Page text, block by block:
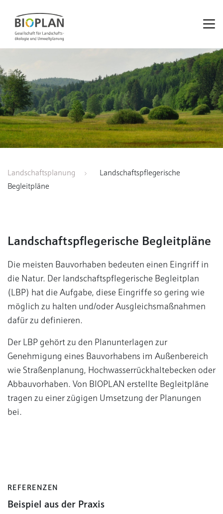
Landschaftsplanung
Landschaftspflegerische
Begleitpläne
Landschaftspflegerische Begleitpläne
Die meisten Bauvorhaben bedeuten einen Eingriff in
die Natur. Der landschaftspflegerische Begleitplan
(LBP) hat die Aufgabe, diese Eingriffe so gering wie
möglich zu halten und/oder Ausgleichsmaßnahmen
dafür zu definieren.
Der LBP gehört zu den Planunterlagen zur
Genehmigung eines Bauvorhabens im Außenbereich
wie Straßenplanung, Hochwasserrückhaltebecken oder
Abbauvorhaben. Von BIOPLAN erstellte Begleitpläne
tragen zu einer zügigen Umsetzung der Planungen
bei.
REFERENZEN
Beispiel aus der Praxis